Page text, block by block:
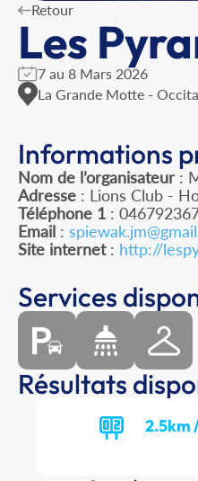
Retour
Les
7 au 8 Mars 2026
La Grande Motte -
Informations
Nom de l’organisateur :
Adresse : Lions Club -
Téléphone 1 :
Email :
Site internet: http://
Services
Résultats
2.5km